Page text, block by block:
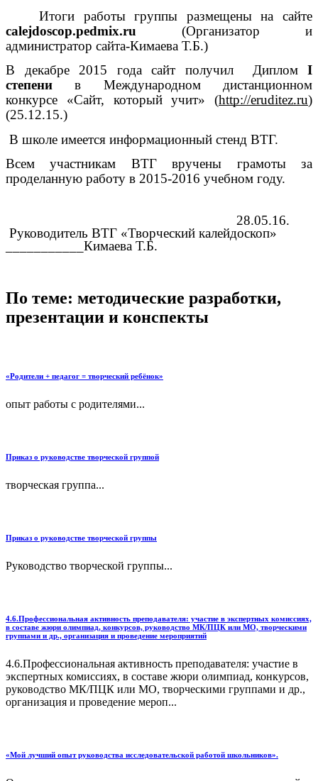
Итоги работы группы размещены на сайте
calejdoscop.pedmix.ru (Организатор и
администратор сайта-Кимаева Т.Б.)
В декабре 2015 года сайт получил Диплом I
степенив Международном
дистанционном
конкурсе
«Сайт, который учит» (http://eruditez.ru)
(25.12.15.)
В школе имеется информационный стенд ВТГ.
Всем участникам ВТГ вручены грамоты за
проделанную работу в 2015-2016 учебном году.
28.05.16.
Руководитель ВТГ «Творческий калейдоскоп»
___________Кимаева Т.Б.
По теме: методические разработки,
презентации и конспекты
«Родители + педагог = творческий ребёнок»
опыт работы с родителями...
Приказ о руководстве творческой группой
творческая группа...
Приказ о руководстве творческой группы
Руководство творческой группы...
4.6.Профессиональная активность преподавателя: участие в экспертных комиссиях,
в составе жюри олимпиад, конкурсов, руководство МК/ПЦК или МО, творческими
группами и др., организация и проведение мероприятий
4.6.Профессиональная активность преподавателя: участие в
экспертных комиссиях, в составе жюри олимпиад, конкурсов,
руководство МК/ПЦК или МО, творческими группами и др.,
организация и проведение мероп...
«Мой лучший опыт руководства исследовательской работой школьников».